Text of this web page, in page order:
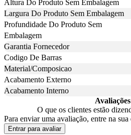
Altura Do Produto Sem Embalagem
Largura Do Produto Sem Embalagem
Profundidade Do Produto Sem
Embalagem
Garantia Fornecedor
Codigo De Barras
Material/Composicao
Acabamento Externo
Acabamento Interno
Avaliações
O que os clientes estão
Para enviar uma avaliação, entre na sua
Entrar para avaliar